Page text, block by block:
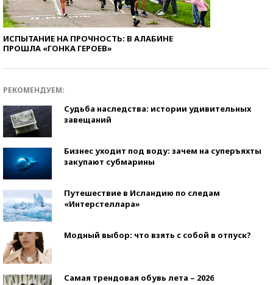
ИСПЫТАНИЕ НА ПРОЧНОСТЬ: В АЛАБИНЕ
ПРОШЛА «ГОНКА ГЕРОЕВ»
РЕКОМЕНДУЕМ:
Судьба наследства: истории удивительных
завещаний
Бизнес уходит под воду: зачем на суперъяхты
закупают субмарины
Путешествие в Исландию по следам
«Интерстеллара»
Модный выбор: что взять с собой в отпуск?
Самая трендовая обувь лета – 2026